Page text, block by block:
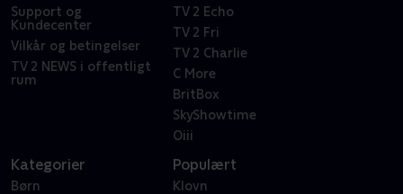
Support og
Kundecenter
Vilkår og betingelser
TV 2 NEWS i offentligt
rum
TV 2 Echo
TV 2 Fri
TV 2 Charlie
C More
BritBox
SkyShowtime
Oiii
Kategorier
Børn
Populært
Klovn